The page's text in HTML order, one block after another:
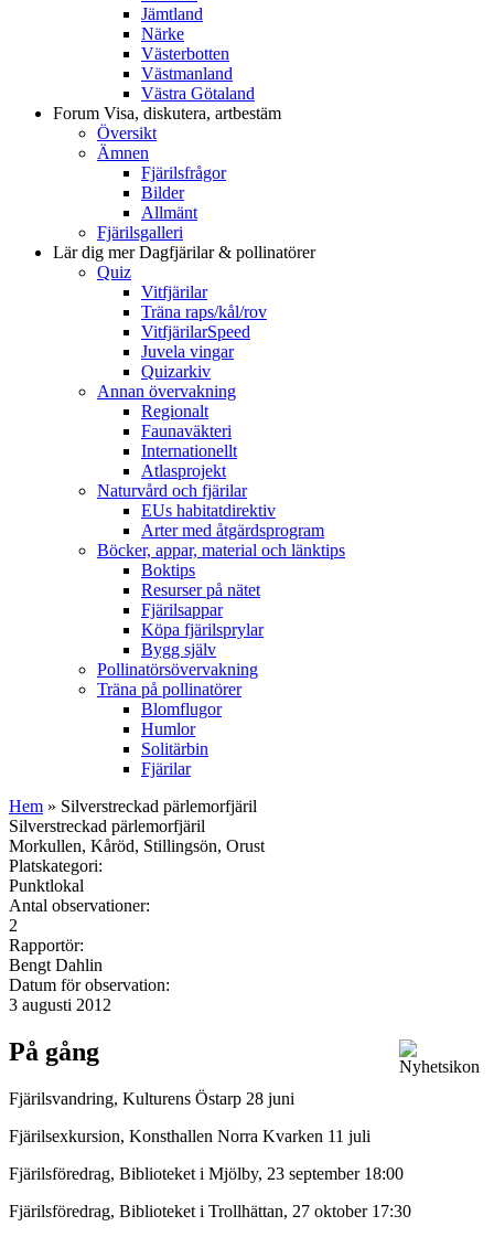
Jämtland
Närke
Västerbotten
Västmanland
Västra Götaland
Forum Visa, diskutera, artbestäm
Översikt
Ämnen
Fjärilsfrågor
Bilder
Allmänt
Fjärilsgalleri
Lär dig merDagfjärilar & pollinatörer
Quiz
Vitfjärilar
Träna raps/kål/rov
VitfjärilarSpeed
Juvela vingar
Quizarkiv
Annan övervakning
Regionalt
Faunaväkteri
Internationellt
Atlasprojekt
Naturvård och fjärilar
EUs habitatdirektiv
Arter med åtgärdsprogram
Böcker, appar, material och länktips
Boktips
Resurser på nätet
Fjärilsappar
Köpa fjärilsprylar
Bygg själv
Pollinatörsövervakning
Träna på pollinatörer
Blomflugor
Humlor
Solitärbin
Fjärilar
Hem » Silverstreckad pärlemorfjäril
Silverstreckad pärlemorfjäril
Morkullen, Kåröd, Stillingsön, Orust
Platskategori:
Punktlokal
Antal observationer:
2
Rapportör:
Bengt Dahlin
Datum för observation:
3 augusti 2012
På gång
Fjärilsvandring, Kulturens Östarp 28 juni
Fjärilsexkursion, Konsthallen Norra Kvarken 11 juli
Fjärilsföredrag, Biblioteket i Mjölby, 23 september 18:00
Fjärilsföredrag, Biblioteket i Trollhättan, 27 oktober 17:30